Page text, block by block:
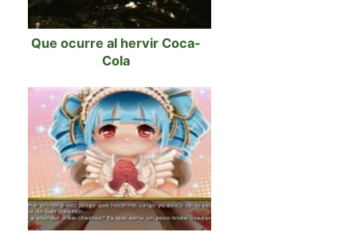
Que ocurre al hervir Coca-
Cola